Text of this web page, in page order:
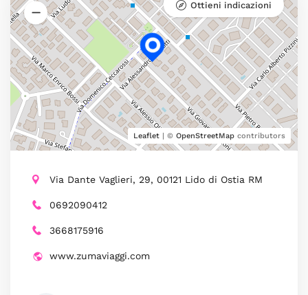
Leaflet | © OpenStreetMap contributors
Ottieni indicazioni
Via Dante Vaglieri, 29, 00121 Lido di Ostia RM
0692090412
3668175916
www.zumaviaggi.com